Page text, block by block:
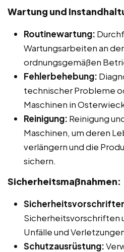
Wartung und
Routinewartung:
Wartungsarbeiten an
ordnungsgemäßen
Fehlerbehebung:
technischer Probleme
Maschinen in
Reinigung: Reinigung
Maschinen, um deren
verlängern und die
sichern.
Sicherheitsmaßnahmen:
Sicherheitsvorschriften
Unfälle und
Schutzausrüstung: